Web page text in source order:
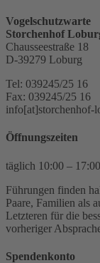
Vogelschutzwarte
Storchenhof
Chausseestraße 18
D-39279 Loburg
Tel: 039245/25 16
Fax: 039245/25 16
info[at]storchenhof-
Öffnungszeiten
täglich 10:00 –
Führungen finden
Paare, Familien als
Letzteren für die
vorheriger
Spendenkonto